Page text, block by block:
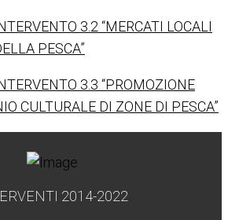
3.2 “MERCATI LOCALI
PESCA”
3.3 “PROMOZIONE
CULTURALE DI ZONE DI PESCA”
2014-2022